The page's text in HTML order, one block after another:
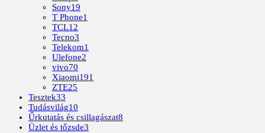
Sony19
T Phone1
TCL12
Tecno3
Telekom1
Ulefone2
vivo70
Xiaomi191
ZTE25
Tesztek33
Tudásvilág10
Űrkutatás és csillagászat8
Üzlet és tőzsde3